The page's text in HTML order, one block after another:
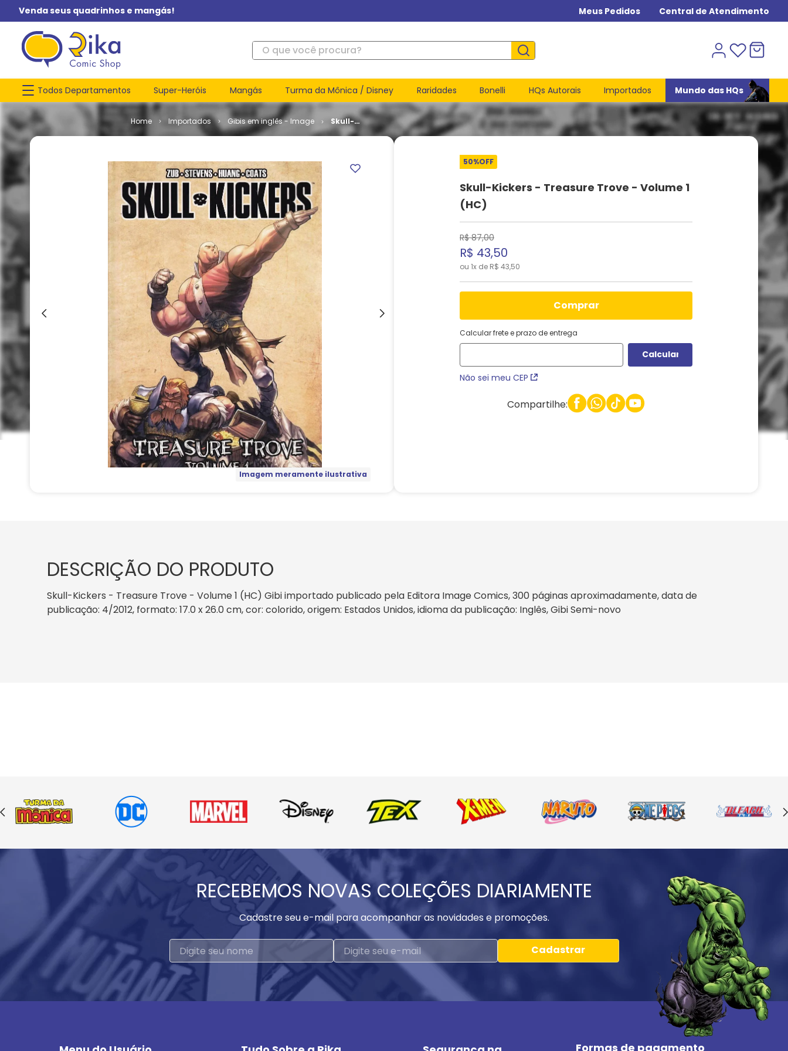
Venda seus quadrinhos e mangás! Meus Pedidos Central de Atendimento
O que você procura?
Todos Departamentos Super-Heróis Mangás Turma da Mônica / Disney Raridades Bonelli HQs Autorais Importados Mundo das HQs
Importados Gibis em inglês - Image
Skull-
Kickers -
Volume 1
Imagem meramente ilustrativa
50%OFF
Skull-Kickers - Treasure Trove - Volume 1
(HC)
R$ 87,00
R$ 43,50
ou 1x de R$ 43,50
comprar
Calcular frete e prazo de entrega
Não sei meu CEP
Compartilhe:
DESCRIÇÃO DO PRODUTO
Skull-Kickers - Treasure Trove - Volume 1 (HC) Gibi importado publicado pela Editora Image Comics, 300 páginas aproximadamente, data de
publicação: 4/2012, formato: 17.0 x 26.0 cm, cor: colorido, origem: Estados Unidos, idioma da publicação: Inglês, Gibi Semi-novo
RECEBEMOS NOVAS COLEÇÕES DIARIAMENTE
Cadastre seu e-mail para acompanhar as novidades e promoções.
Cadastrar
Formas de pagamento